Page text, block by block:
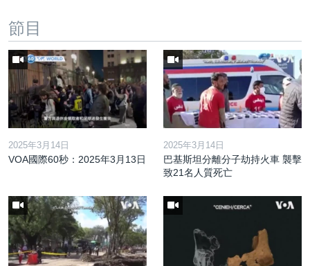
廣播節目表
節目
2025年3月14日
VOA國際60秒：2025年3月13日
2025年3月14日
巴基斯坦分離分子劫持火車 襲擊
致21名人質死亡